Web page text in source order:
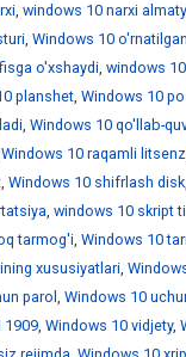
, windows 10 narxi almaty
, Windows 10
o'xshaydi, windows
planshet, Windows 10
, Windows 10 qo'llab-
Windows 10 raqamli
, Windows 10 shifrlash disk,
, windows 10 skript
tarmog'i, Windows 10
xususiyatlari,
parol , Windows 10
1909, Windows 10 vidjety,